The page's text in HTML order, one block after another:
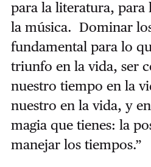
para la literatura, para
la música. Dominar
fundamental para lo
triunfo en la vida, ser
nuestro tiempo en la
nuestro en la vida, y
magia que tienes: la
manejar los tiempos.”